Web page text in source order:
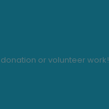
or volunteer work!